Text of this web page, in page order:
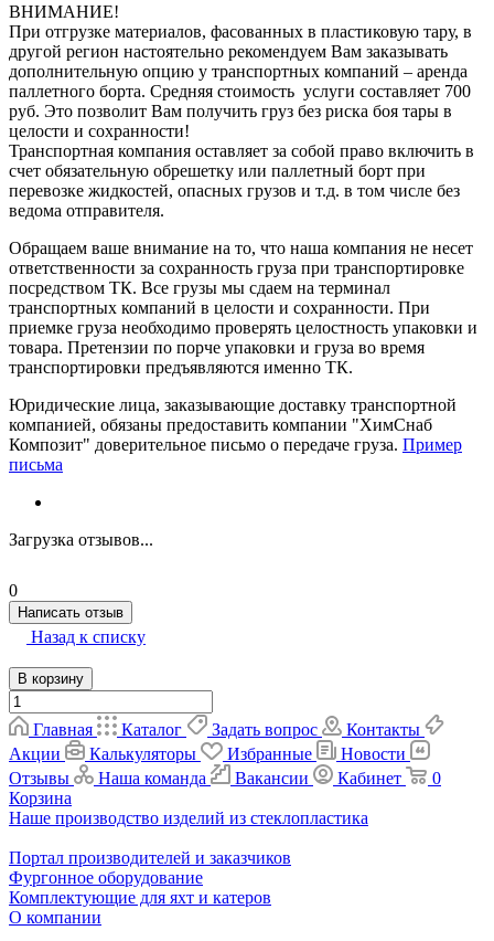
ВНИМАНИЕ!
При отгрузке материалов, фасованных в пластиковую тару, в
другой регион настоятельно рекомендуем Вам заказывать
дополнительную опцию у транспортных компаний – аренда
паллетного борта. Средняя стоимость услуги составляет 700
руб. Это позволит Вам получить груз без риска боя тары в
целости и сохранности!
Транспортная компания оставляет за собой право включить в
счет обязательную обрешетку или паллетный борт при
перевозке жидкостей, опасных грузов и т.д. в том числе без
ведома отправителя.
Обращаем ваше внимание на то, что наша компания не несет
ответственности за сохранность груза при транспортировке
посредством ТК. Все грузы мы сдаем на терминал
транспортных компаний в целости и сохранности. При
приемке груза необходимо проверять целостность упаковки и
товара. Претензии по порче упаковки и груза во время
транспортировки предъявляются именно ТК.
Юридические лица, заказывающие доставку транспортной
компанией, обязаны предоставить компании "ХимСнаб
Композит" доверительное письмо о передаче груза. Пример
письма
Загрузка отзывов...
0
Написать отзыв
Назад к списку
В корзину
Главная Каталог Задать вопрос
Контакты
Акции
Калькуляторы Избранные
Новости
Отзывы
Наша команда Вакансии Кабинет
0
Корзина
Наше производство изделий из стеклопластика
Портал производителей и заказчиков
Фургонное оборудование
Комплектующие для яхт и катеров
О компании